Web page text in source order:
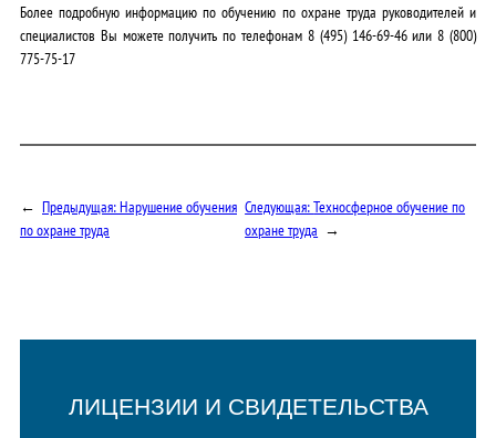
Более подробную информацию по обучению по охране труда руководителей и
специалистов Вы можете получить по телефонам 8 (495) 146-69-46или8 (800)
775-75-17
← Предыдущая:Нарушение обучения
по охране труда
Следующая:Техносферное обучение по
охране труда →
ЛИЦЕНЗИИ И СВИДЕТЕЛЬСТВА